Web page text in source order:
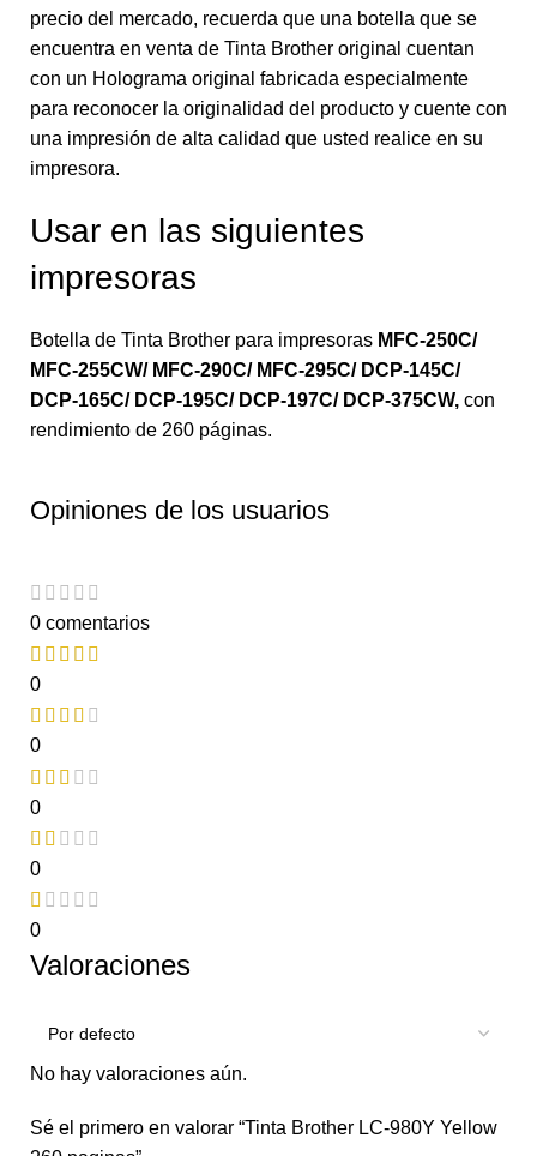
precio del mercado, recuerda que una botella que se
encuentra en venta de Tinta Brother original cuentan
con un Holograma original fabricada especialmente
para reconocer la originalidad del producto y cuente con
una impresión de alta calidad que usted realice en su
impresora.
Usar en las siguientes
impresoras
Botella de Tinta Brother para impresoras MFC-250C/
MFC-255CW/ MFC-290C/ MFC-295C/ DCP-145C/
DCP-165C/ DCP-195C/ DCP-197C/ DCP-375CW, con
rendimiento de 260 páginas.
Opiniones de los usuarios
0 comentarios
0
0
0
0
0
Valoraciones
No hay valoraciones aún.
Sé el primero en valorar “Tinta Brother LC-980Y Yellow